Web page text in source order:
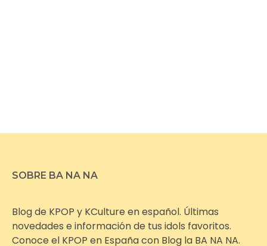
SOBRE BA NA NA
Blog de KPOP y KCulture en español. Últimas
novedades e información de tus idols favoritos.
Conoce el KPOP en España con Blog la BA NA NA.